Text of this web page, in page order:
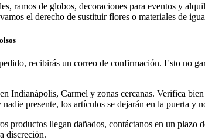
ramos de globos, decoraciones para eventos y
el derecho de sustituir flores o materiales de
recibirás un correo de confirmación. Esto no
Indianápolis, Carmel y zonas cercanas. Verifica
presente, los artículos se dejarán en la puerta y
productos llegan dañados, contáctanos en un
discreción.